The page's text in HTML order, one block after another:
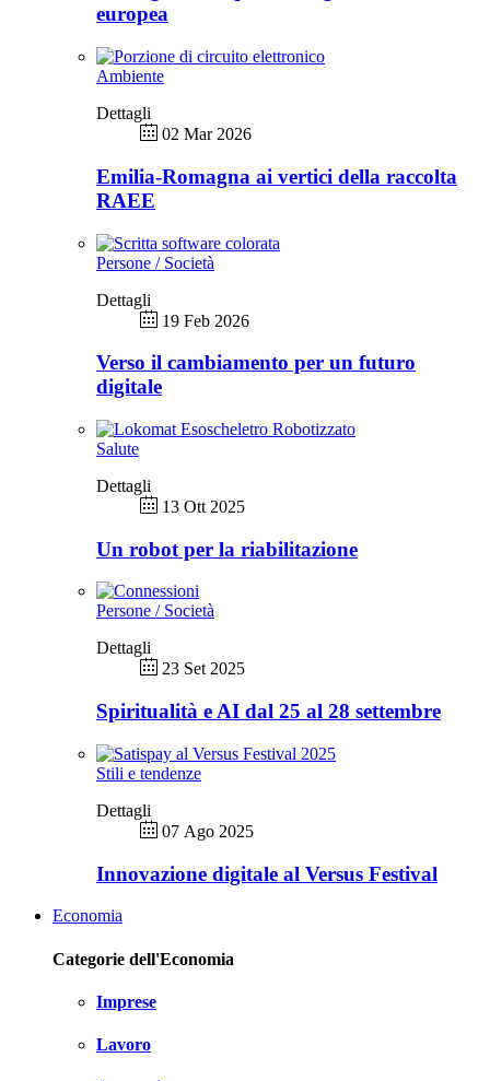
europea
Ambiente
Dettagli
02 Mar 2026
Emilia-Romagna ai vertici della raccolta
RAEE
Persone / Società
Dettagli
19 Feb 2026
Verso il cambiamento per un futuro
digitale
Salute
Dettagli
13 Ott 2025
Un robot per la riabilitazione
Persone / Società
Dettagli
23 Set 2025
Spiritualità e AI dal 25 al 28 settembre
Stili e tendenze
Dettagli
07 Ago 2025
Innovazione digitale al Versus Festival
Economia
Categorie dell'Economia
Imprese
Lavoro